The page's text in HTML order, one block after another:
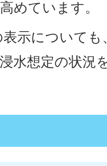
めています。
表示について
水想定の状況